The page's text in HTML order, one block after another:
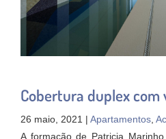
Cobertura duplex com
26 maio, 2021 | Apartamentos
A formação de Patricia